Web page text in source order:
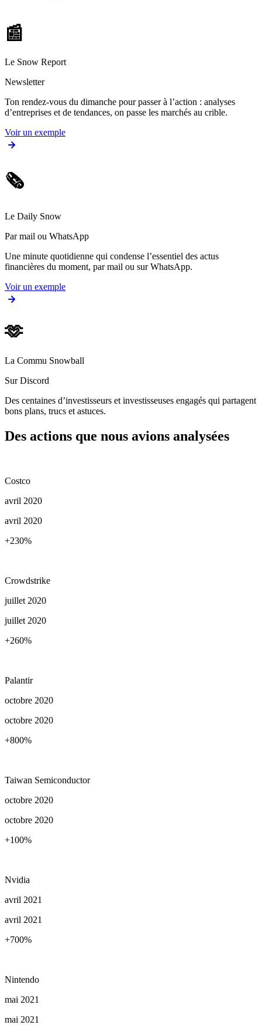
📰
Le Snow Report
Newsletter
Ton rendez-vous du dimanche pour passer à l’action : analyses
d’entreprises et de tendances, on passe les marchés au crible.
Voir un exemple
🗞️
Le Daily Snow
Par mail ou WhatsApp
Une minute quotidienne qui condense l’essentiel des actus
financières du moment, par mail ou sur WhatsApp.
Voir un exemple
🫶
La Commu Snowball
Sur Discord
Des centaines d’investisseurs et investisseuses engagés qui partagent
bons plans, trucs et astuces.
Des actions que nous avions analysées
Costco
avril 2020
avril 2020
+230%
Crowdstrike
juillet 2020
juillet 2020
+260%
Palantir
octobre 2020
octobre 2020
+800%
Taiwan Semiconductor
octobre 2020
octobre 2020
+100%
Nvidia
avril 2021
avril 2021
+700%
Nintendo
mai 2021
mai 2021